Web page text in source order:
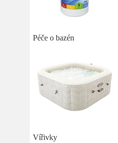
Péče o bazén
Vířivky